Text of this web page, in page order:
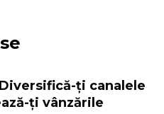
ți canalele
ți vânzările